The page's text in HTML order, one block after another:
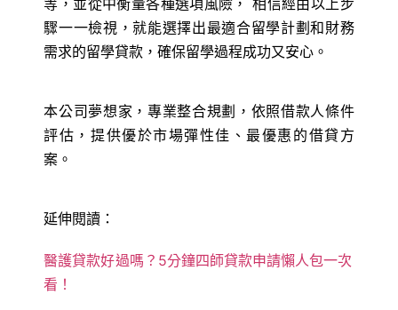
等，並從中衡量各種選項風險， 相信經由以上步
驟一一檢視，就能選擇出最適合留學計劃和財務
需求的留學貸款，確保留學過程成功又安心。
本公司夢想家，專業整合規劃，依照借款人條件
評估，提供優於市場彈性佳、最優惠的借貸方
案。
延伸閱讀：
醫護貸款好過嗎？5分鐘四師貸款申請懶人包一次
看！